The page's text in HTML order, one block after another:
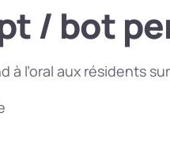
/ bot
à l’oral aux résidents